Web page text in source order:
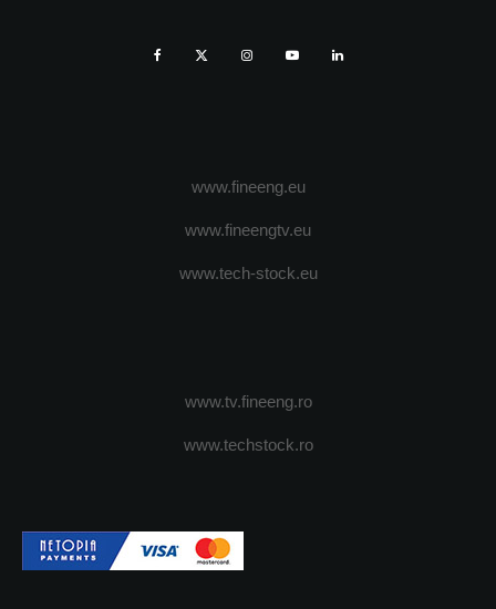
www.fineeng.eu
www.fineengtv.eu
www.tech-stock.eu
www.tv.fineeng.ro
www.techstock.ro